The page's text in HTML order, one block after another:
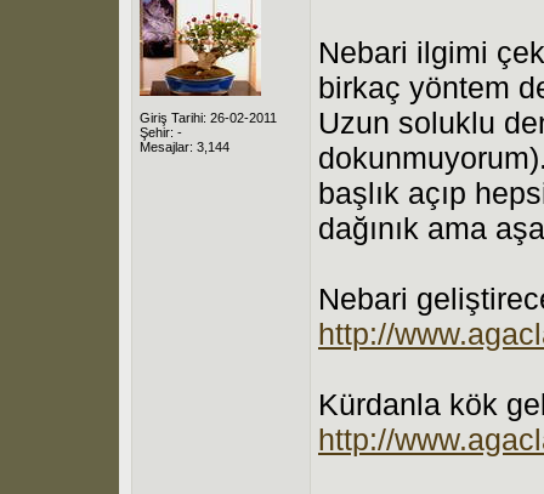
Giriş Tarihi: 26-02-2011
Şehir: -
Mesajlar: 3,144
Nebari ilgimi
birkaç yöntem
Uzun soluklu
başlık açıp
dağınık ama
Nebari
http://
Kürdanla kök
http://